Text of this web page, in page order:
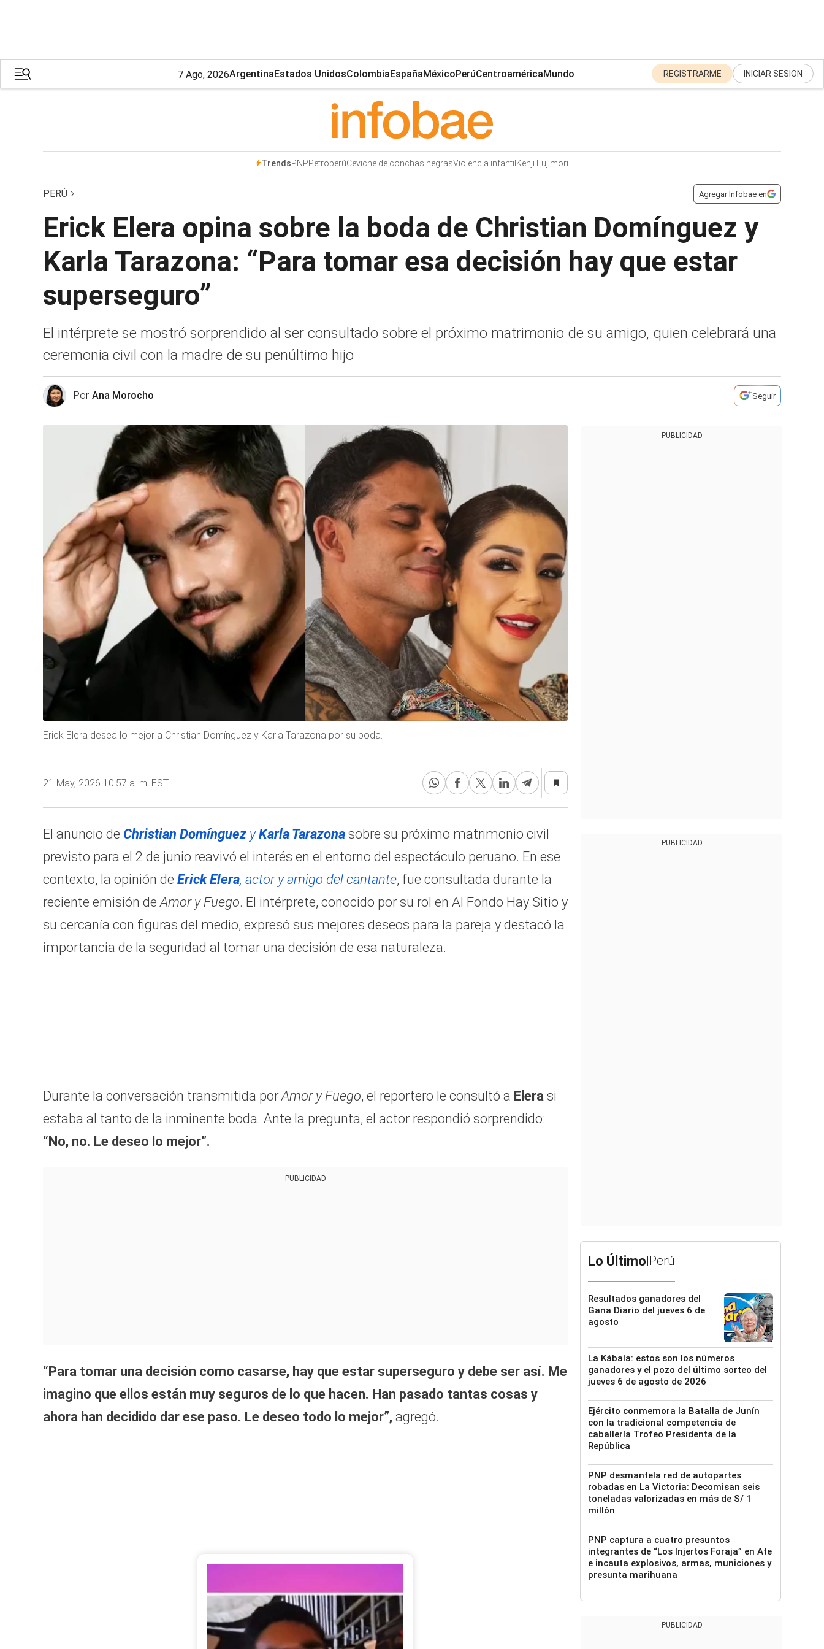
7 Ago, 2026ArgentinaEstados UnidosColombiaEspañaMéxicoPerúCentroaméricaMundo REGISTRARME INICIAR SESION
TrendsPNPPetroperúCeviche de conchas negrasViolencia infantilKenji Fujimori
PERÚ Agregar Infobae en
Erick Elera opina sobre la boda de Christian Domínguez y
Karla Tarazona: “Para tomar esa decisión hay que estar
superseguro”
El intérprete se mostró sorprendido al ser consultado sobre el próximo matrimonio de su amigo, quien celebrará una
ceremonia civil con la madre de su penúltimo hijo
Por Ana Morocho Seguir
Erick Elera desea lo mejor a Christian Domínguez y Karla Tarazona por su boda.
21 May, 2026 10:57 a. m. EST
El anuncio de Christian Domínguez yKarla Tarazona sobre su próximo matrimonio civil
previsto para el 2 de junio reavivó el interés en el entorno del espectáculo peruano. En ese
contexto, la opinión de Erick Elera, actor y amigo del cantante, fue consultada durante la
reciente emisión de Amor y Fuego. El intérprete, conocido por su rol en Al Fondo Hay Sitio y
su cercanía con figuras del medio, expresó sus mejores deseos para la pareja y destacó la
importancia de la seguridad al tomar una decisión de esa naturaleza.
Durante la conversación transmitida porAmor y Fuego, el reportero le consultó a Elera si
estaba al tanto de la inminente boda. Ante la pregunta, el actor respondió sorprendido:
“No, no. Le deseo lo mejor”.
PUBLICIDAD
“Para tomar una decisión como casarse, hay que estar superseguro y debe ser así. Me
imagino que ellos están muy seguros de lo que hacen. Han pasado tantas cosas y
ahora han decidido dar ese paso. Le deseo todo lo mejor”, agregó.
PUBLICIDAD
PUBLICIDAD
Lo Último|Perú
Resultados ganadores del
Gana Diario del jueves 6 de
agosto
La Kábala: estos son los números
ganadores y el pozo del último sorteo del
jueves 6 de agosto de 2026
Ejército conmemora la Batalla de Junín
con la tradicional competencia de
caballería Trofeo Presidenta de la
República
PNP desmantela red de autopartes
robadas en La Victoria: Decomisan seis
toneladas valorizadas en más de S/ 1
millón
PNP captura a cuatro presuntos
integrantes de “Los Injertos Foraja” en Ate
e incauta explosivos, armas, municiones y
presunta marihuana
PUBLICIDAD